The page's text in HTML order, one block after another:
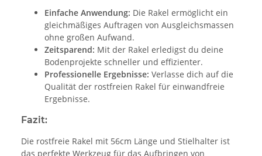
Einfache Anwendung: Die Rakel ermöglicht ein
gleichmäßiges Auftragen von Ausgleichsmassen
ohne großen Aufwand.
Zeitsparend: Mit der Rakel erledigst du deine
Bodenprojekte schneller und effizienter.
Professionelle Ergebnisse: Verlasse dich auf die
Qualität der rostfreien Rakel für einwandfreie
Ergebnisse.
Fazit:
Die rostfreie Rakel mit 56cm Länge und Stielhalter ist
das perfekte Werkzeug für das Aufbringen von